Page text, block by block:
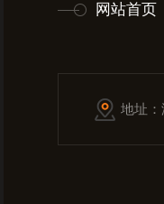
网站首页
地址